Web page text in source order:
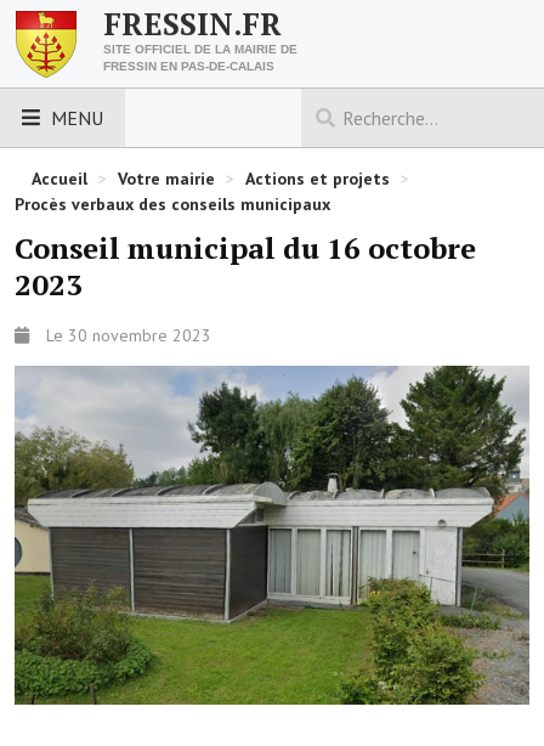
FRESSIN.FR
SITE OFFICIEL DE LA MAIRIE DE
FRESSIN EN PAS-DE-CALAIS
MENU
LES ESSENTIELS
Découvrez Fressin
Urbanisme
Nous contacter
Horaires de la mairie
Les foulées fressinoises
ACCÈS RAPIDE
Démarches administratives
Projets et travaux en cours
Fêtes et manifestations
Accueil > Votre mairie > Actions et projets >
Procès verbaux des conseils municipaux
Conseil municipal du 16 octobre
2023
Le 30 novembre 2023